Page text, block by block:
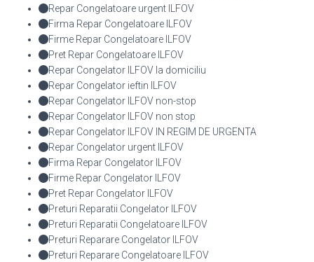
Repar Congelatoare urgent ILFOV
Firma Repar Congelatoare ILFOV
Firme Repar Congelatoare ILFOV
Pret Repar Congelatoare ILFOV
Repar Congelator ILFOV la domiciliu
Repar Congelator ieftin ILFOV
Repar Congelator ILFOV non-stop
Repar Congelator ILFOV non stop
Repar Congelator ILFOV IN REGIM DE URGENTA
Repar Congelator urgent ILFOV
Firma Repar Congelator ILFOV
Firme Repar Congelator ILFOV
Pret Repar Congelator ILFOV
Preturi Reparatii Congelator ILFOV
Preturi Reparatii Congelatoare ILFOV
Preturi Reparare Congelator ILFOV
Preturi Reparare Congelatoare ILFOV